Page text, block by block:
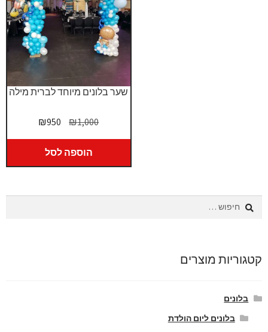
שער בלונים מיוחד לברית מילה
₪1,000
המחיר
היה:
₪1,000.
₪950
המחיר
₪950.
הוספה לסל
חיפוש:
קטגוריות מוצרים
בלונים
בלונים ליום הולדת